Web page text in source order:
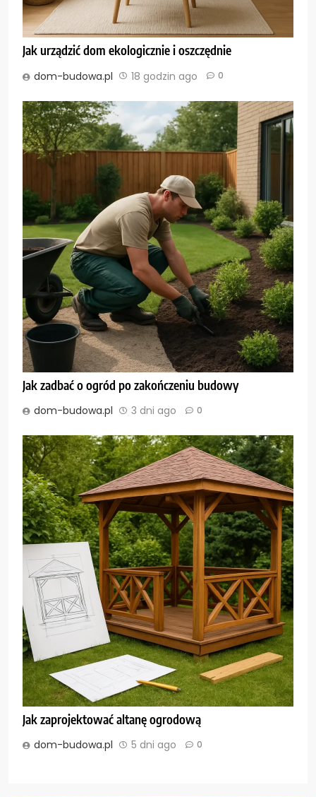
Jak urządzić dom ekologicznie i oszczędnie
dom-budowa.pl 18 godzin ago 0
Jak zadbać o ogród po zakończeniu budowy
dom-budowa.pl 3 dni ago 0
Jak zaprojektować altanę ogrodową
dom-budowa.pl 5 dni ago 0